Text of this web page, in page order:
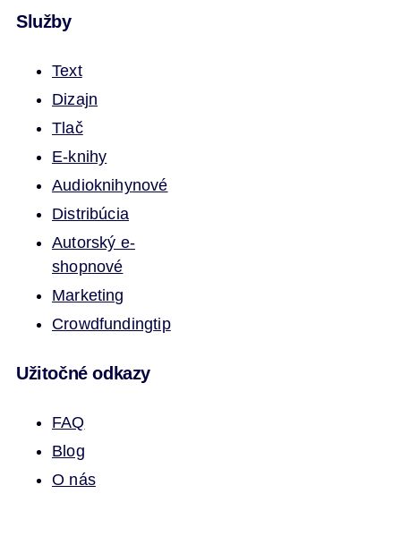
Služby
Text
Dizajn
Tlač
E-knihy
Audioknihynové
Distribúcia
Autorský e-
shopnové
Marketing
Crowdfundingtip
Užitočné odkazy
FAQ
Blog
O nás